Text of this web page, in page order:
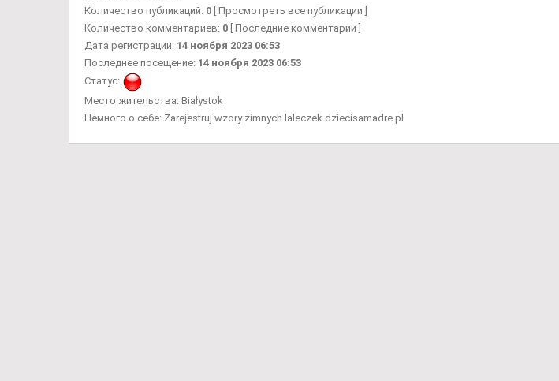
Количество публикаций: 0 [ Просмотреть все публикации ]
Количество комментариев: 0 [ Последние комментарии ]
Дата регистрации: 14 ноября 2023 06:53
Последнее посещение: 14 ноября 2023 06:53
Статус:
Место жительства: Białystok
Немного о себе: Zarejestruj wzory zimnych laleczek dziecisamadre.pl